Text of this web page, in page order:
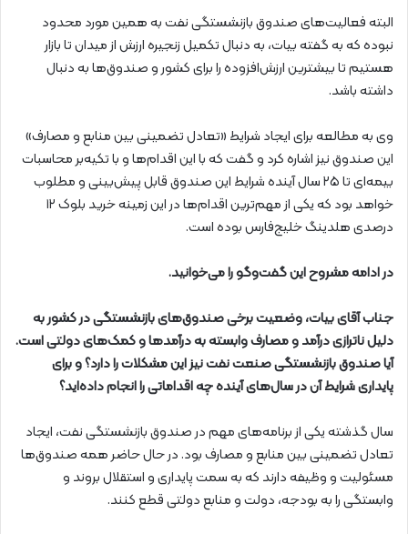
البته فعالیت‌های صندوق بازنشستگی نفت به همین مورد محدود
نبوده که به گفته بیات، به دنبال تکمیل زنجیره ارزش از میدان تا بازار
هستیم تا بیشترین ارزش‌افزوده را برای کشور و صندوق‌ها به دنبال
داشته باشد.
وی به مطالعه برای ایجاد شرایط «تعادل تضمینی بین منابع و مصارف»
این صندوق نیز اشاره کرد و گفت که با این اقدام‌ها و با تکیه‌بر محاسبات
بیمه‌ای تا ۲۵ سال آینده شرایط این صندوق قابل پیش‌بینی و مطلوب
خواهد بود که یکی از مهم‌ترین اقدام‌ها در این زمینه خرید بلوک ۱۲
درصدی هلدینگ خلیج‌فارس بوده است.
در ادامه مشروح این گفت‌وگو را می‌خوانید.
جناب آقای بیات، وضعیت برخی صندوق‌های بازنشستگی در کشور به
دلیل ناترازی درآمد و مصارف وابسته به درآمدها و کمک‌های دولتی است.
آیا صندوق بازنشستگی صنعت نفت نیز این مشکلات را دارد؟ و برای
پایداری شرایط آن در سال‌های آینده چه اقداماتی را انجام داده‌اید؟
سال گذشته یکی از برنامه‌های مهم در صندوق بازنشستگی نفت، ایجاد
تعادل تضمینی بین منابع و مصارف بود. در حال حاضر همه صندوق‌ها
مسئولیت و وظیفه دارند که به سمت پایداری و استقلال بروند و
وابستگی را به بودجه، دولت و منابع دولتی قطع کنند.